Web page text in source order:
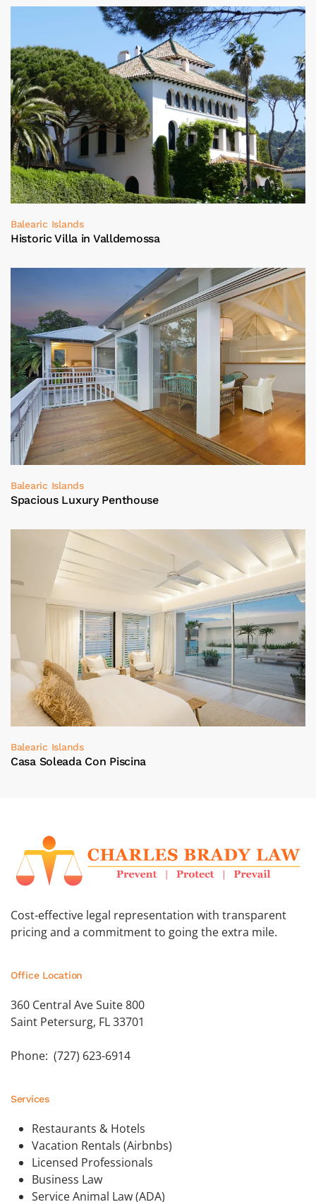
Balearic Islands
Historic Villa in Valldemossa
Balearic Islands
Spacious Luxury Penthouse
Balearic Islands
Casa Soleada Con Piscina
Cost-effective legal representation with transparent
pricing and a commitment to going the extra mile.
Office Location
360 Central Ave Suite 800
Saint Petersurg, FL 33701
Phone: (727) 623-6914
Services
Restaurants & Hotels
Vacation Rentals (Airbnbs)
Licensed Professionals
Business Law
Service Animal Law (ADA)